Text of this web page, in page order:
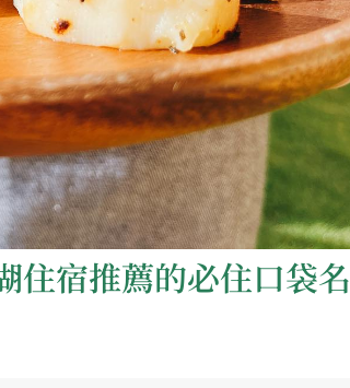
住宿推薦的必住口袋名